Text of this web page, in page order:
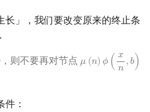
长」，我们要改变原来的终止条
，则不要再对节点 𝜇 (𝑛) 𝜙 ( 𝑥
𝑛 ,𝑏)
μ (n)ϕ(x n ,b)
：